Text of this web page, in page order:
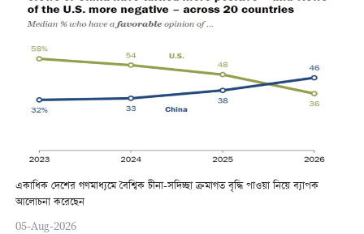
একাধিক দেশের গণমাধ্যমে বৈশ্বিক চীনা-সদিচ্ছা ক্রমাগত বৃদ্ধি পাওয়া নিয়ে ব্যাপক
আলোচনা করেছেন
05-Aug-2026